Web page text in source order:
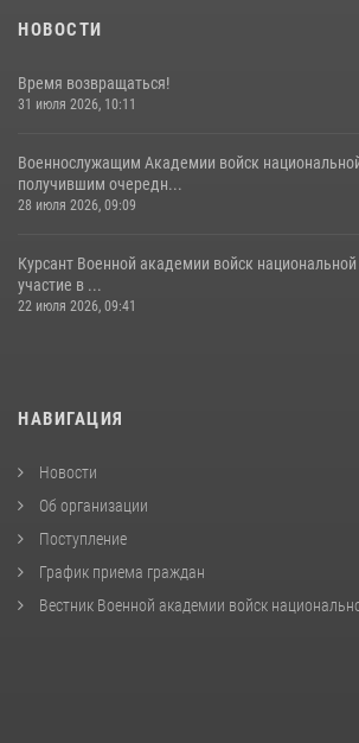
НОВОСТИ
Время возвращаться!
31 июля 2026, 10:11
Военнослужащим Академии войск
получившим очередн...
28 июля 2026, 09:09
Курсант Военной академии войск
участие в ...
22 июля 2026, 09:41
НАВИГАЦИЯ
Новости
Об организации
Поступление
График приема граждан
Вестник Военной академии войск